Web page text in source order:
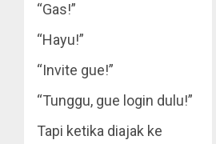
“Gas!”
“Hayu!”
“Invite gue!”
“Tunggu, gue login dulu!”
Tapi ketika diajak ke